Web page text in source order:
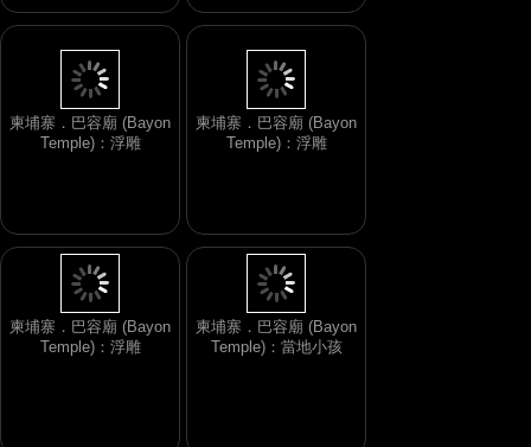
柬埔寨．巴容廟 (Bayon
Temple)：浮雕
柬埔寨．巴容廟 (Bayon
Temple)：浮雕
柬埔寨．巴容廟 (Bayon
Temple)：浮雕
柬埔寨．巴容廟 (Bayon
Temple)：當地小孩